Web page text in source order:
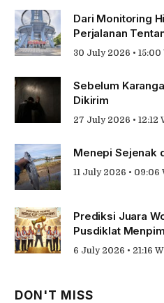
Dari Monitoring
Perjalanan
30 July 2026 • 15:00
Sebelum
Dikirim
27 July 2026 • 12:12
Menepi Sejenak
11 July 2026 • 09:06
Prediksi Juara
Pusdiklat Menpim
6 July 2026 • 21:16
DON'T MISS